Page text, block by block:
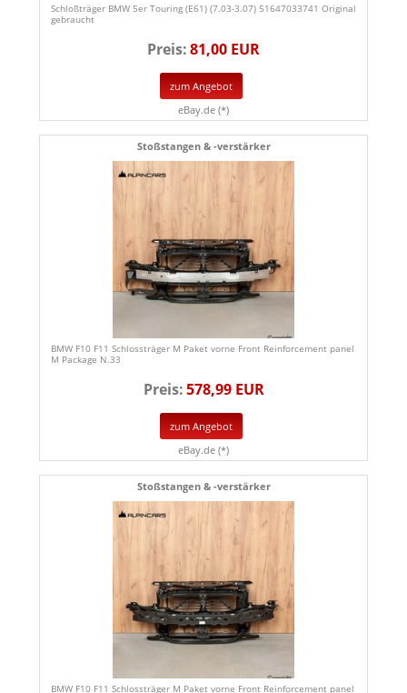
Schloßträger BMW 5er Touring (E61) (7.03-3.07) 51647033741 Original
gebraucht
Preis:81,00 EUR
zum Angebot
eBay.de (*)
Stoßstangen & -verstärker
BMW F10 F11 Schlossträger M Paket vorne Front Reinforcement panel
M Package N.33
Preis:578,99 EUR
zum Angebot
eBay.de (*)
Stoßstangen & -verstärker
BMW F10 F11 Schlossträger M Paket vorne Front Reinforcement panel